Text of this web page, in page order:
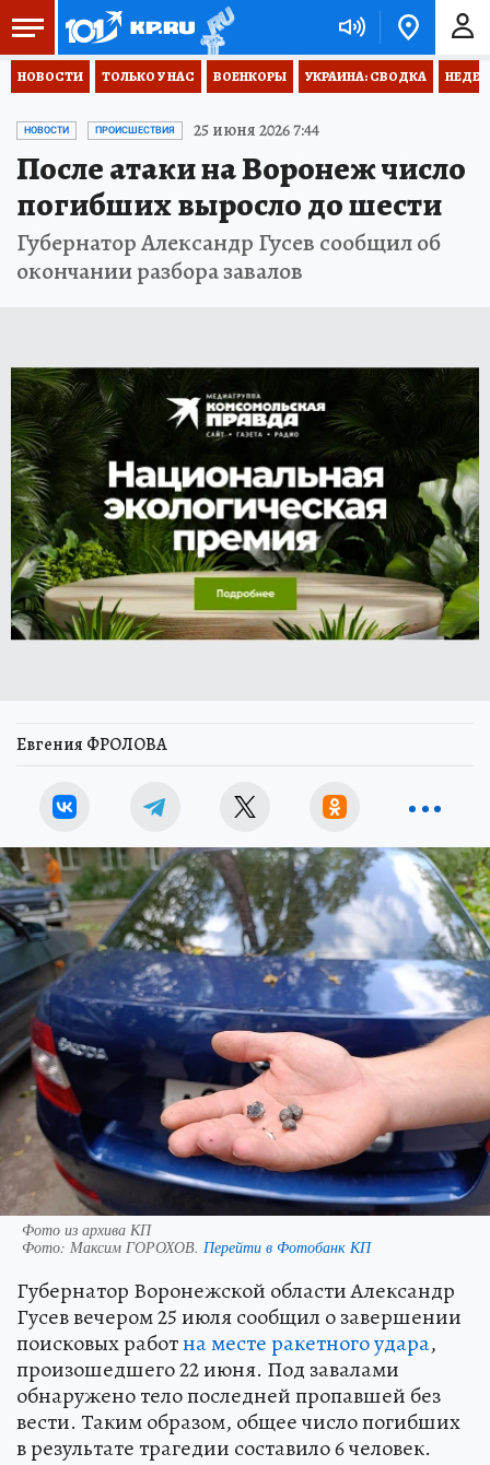
НОВОСТИ ТОЛЬКО У НАС ВОЕНКОРЫ УКРАИНА: СВОДКА
НОВОСТИ ПРОИСШЕСТВИЯ 25 июня 2026 7:44
После атаки на Воронеж число
погибших выросло до шести
Губернатор Александр Гусев сообщил об
окончании разбора завалов
Евгения ФРОЛОВА
Фото из архива КП
Фото: Максим ГОРОХОВ. Перейти в Фотобанк КП
Губернатор Воронежской области Александр
Гусев вечером 25 июля сообщил о завершении
поисковых работна месте ракетного удара,
произошедшего 22 июня. Под завалами
обнаружено тело последней пропавшей без
вести. Таким образом, общее число погибших
в результате трагедии составило 6 человек.